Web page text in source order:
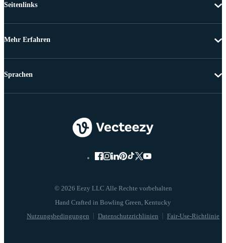
Seitenlinks
Mehr Erfahren
© 2026 Eezy LLC Alle Rechte vorbehalten
Nutzungsbedingungen Datenschutzrichlinien Fair-Use-Richtlinie
Sprachen